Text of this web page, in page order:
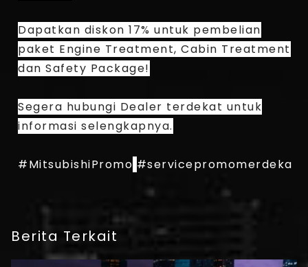
Dapatkan diskon 17% untuk pembelian
paket Engine Treatment, Cabin Treatment
dan Safety Package!
Segera hubungi Dealer terdekat untuk
informasi selengkapnya.
#MitsubishiPromo #servicepromomerdeka
Berita Terkait